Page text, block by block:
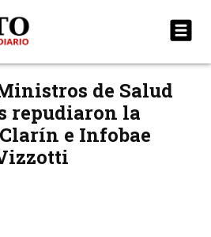
de Salud
repudiaron la
e Infobae